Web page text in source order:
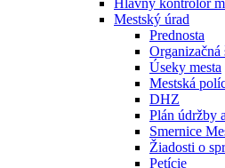
Hlavný kontrolór
Mestský úrad
Prednosta
Organizačná
Úseky mesta
Mestská
DHZ
Plán údržby
Smernice
Žiadosti o
Petície